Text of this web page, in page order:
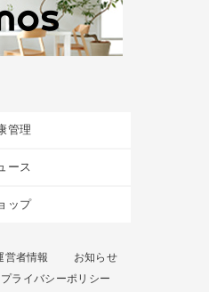
管理
ース
ップ
営者情報
お知らせ
プライバシーポリシー